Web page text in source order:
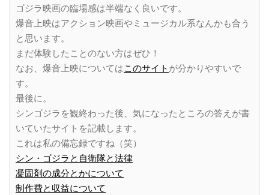
ゴジラ映画の臨場感は半端なく良いです。
爆音上映はアクション映画やミュージカル系なんかも合う
と思います。
まだ体験したことのない方はぜひ！
なお、爆音上映についてはこのサイト が分かりやすいで
す。
最後に。
シンゴジラを観終わった後、気になったところの答えが書
いていたサイトを記載します。
これは私の備忘録ですね（笑）
シン・ゴジラと自衛隊と法律
凝固剤の成分とかについて
制作費と収益について